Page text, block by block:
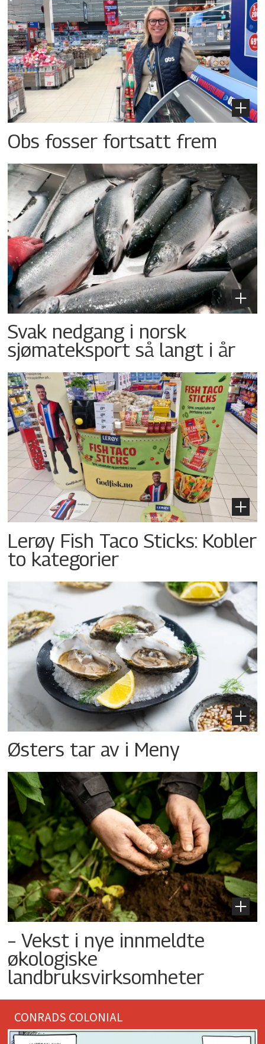
Obs fosser fortsatt frem
Svak nedgang i norsk
sjømateksport så langt i år
Lerøy Fish Taco Sticks: Kobler
to kategorier
Østers tar av i Meny
– Vekst i nye innmeldte
økologiske
landbruksvirksomheter
CONRADS COLONIAL